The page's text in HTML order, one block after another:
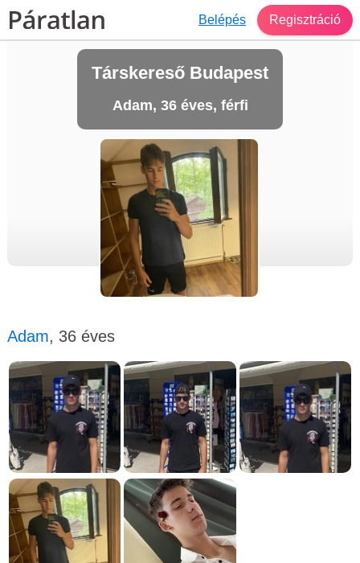
Belépés Regisztráció
Társkereső Budapest
Adam, 36 éves, férfi
Adam, 36 éves